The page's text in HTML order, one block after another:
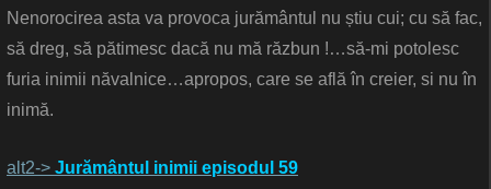
Nenorocirea asta va provoca jurământul nu știu cui; cu să fac,
să dreg, să pătimesc dacă nu mă răzbun !…să-mi potolesc
furia inimii năvalnice…apropos, care se află în creier, si nu în
inimă.
alt2-> Jurământul inimii episodul 59